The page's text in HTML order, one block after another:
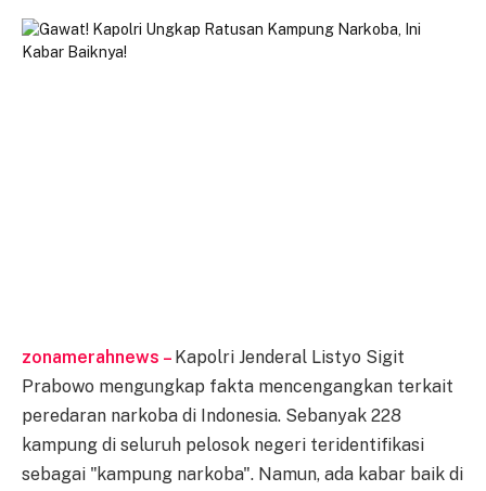
zonamerahnews – Kapolri Jenderal Listyo Sigit
Prabowo mengungkap fakta mencengangkan terkait
peredaran narkoba di Indonesia. Sebanyak 228
kampung di seluruh pelosok negeri teridentifikasi
sebagai "kampung narkoba". Namun, ada kabar baik di